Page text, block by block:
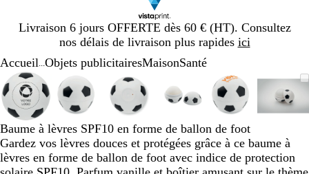
Livraison 6 jours OFFERTE dès 60 € (HT). Consultez
nos délais de livraison plus rapides ici
Diapositive
1
Accueil Objets publicitairesMaisonSanté
Image
zoomable
Zoom
au
minimum
Cliquez
pour
développer
Utilisez
les
touches
plus
et
moins
pour
Image
zoomable
Zoom
au
minimum
Cliquez
pour
développer
Utilisez
les
touches
et
moins
pour
Image
zoomable
Zoom
au
minimum
Cliquez
pour
développer
Utilisez
les
touches
et
moins
pour
zoomable
au
minimum
pour
développer
les
touches
et
moins
pour
Image
zoomable
Zoom
au
minimum
Cliquez
pour
développer
Utilisez
les
touches
et
moins
pour
au
pour
les
pour
Diapositive
1
sur
Baume à lèvres SPF10 en forme de ballon de foot
Gardez vos lèvres douces et protégées grâce à ce baume à
lèvres en forme de ballon de foot avec indice de protection